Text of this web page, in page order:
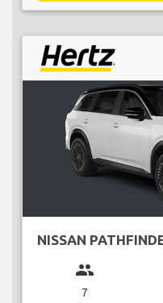
NISSAN
group
7